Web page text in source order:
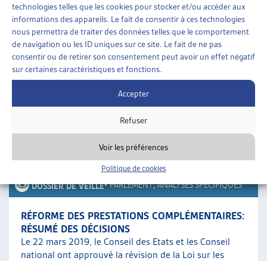
technologies telles que les cookies pour stocker et/ou accéder aux
informations des appareils. Le fait de consentir à ces technologies
nous permettra de traiter des données telles que le comportement
de navigation ou les ID uniques sur ce site. Le fait de ne pas
consentir ou de retirer son consentement peut avoir un effet négatif
sur certaines caractéristiques et fonctions.
Accepter
Refuser
Voir les préférences
Politique de cookies
Laprocédure de consultationest ouverte jusqu’au 19
septembre 2019.
Ajout, août 2019 : pendant la procédure de consultation,
des associations de défense de personnes en situation de
handicap ont relevé que la révision de la loi prétérite la
SUR LE MÊME THÈME…
DOSSIER DE VEILLE•PARLEMENT,ANALYSES SPÉCIFIQUES
RÉFORME DES PRESTATIONS COMPLÉMENTAIRES:
RÉSUMÉ DES DÉCISIONS
Le 22 mars 2019, le Conseil des Etats et les Conseil
national ont approuvé la révision de la Loi sur les